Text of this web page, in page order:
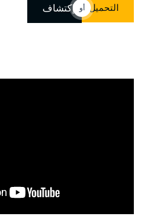
التحميل أو إكتشاف